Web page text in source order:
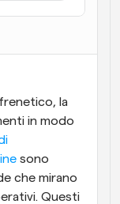
chiamate
e aggiornamenti
la
in modo
sono
che mirano
Questi